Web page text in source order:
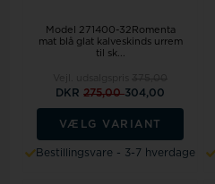
Model 271400-32Romenta
mat blå glat kalveskinds urrem
til sk...
DKR275,00304,00
VÆLG VARIANT
Bestillingsvare - 3-7 hverdage